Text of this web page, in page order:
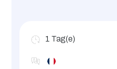
1 Tag(e)